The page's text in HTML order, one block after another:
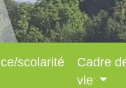
scolarité
Cadre
vie